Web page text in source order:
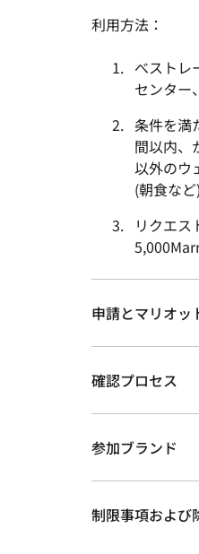
利用方法：
べストレ
センター
条件を満
間以内、
以外のウ
(朝食な
リクエ
申請とマリオッ
確認プロセス
参加ブランド
制限事項および